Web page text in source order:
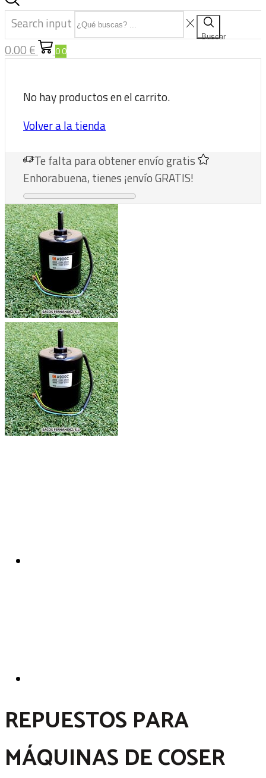
Search input
Buscar
0.00 € 00
No hay productos en el carrito.
Volver a la tienda
Te faltapara obtener envío gratis
Enhorabuena, tienes ¡envío GRATIS!
REPUESTOS PARA
MÁQUINAS DE COSER